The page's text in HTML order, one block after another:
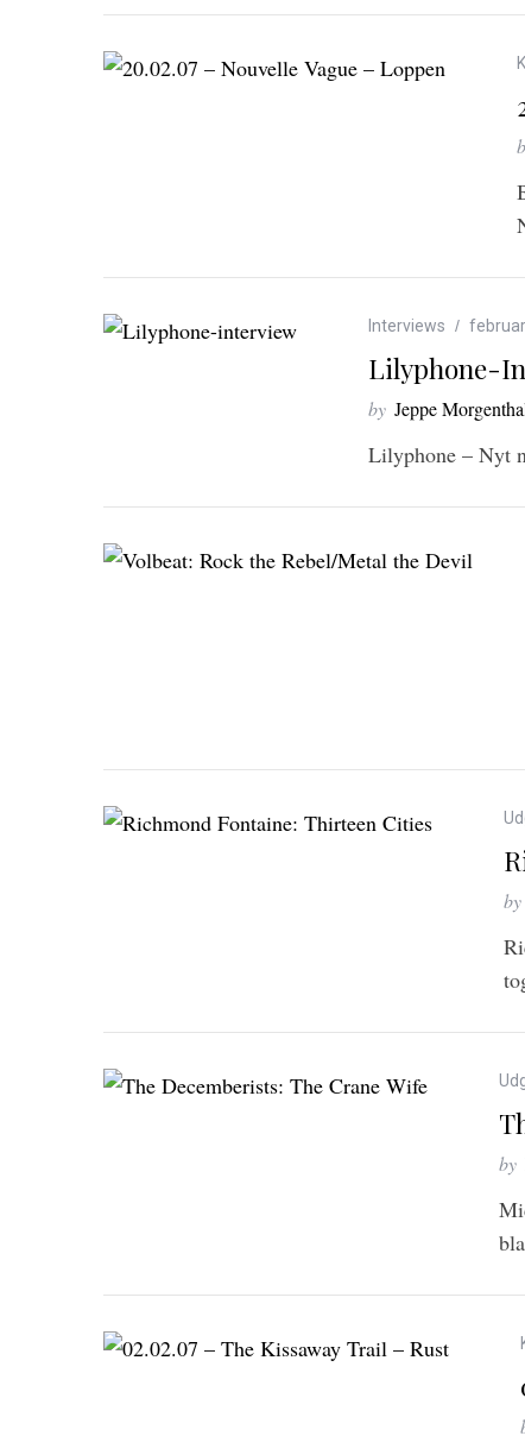
Interviews
Lilyphone-
by Jeppe
Lilyphone – Nyt
by
by
h